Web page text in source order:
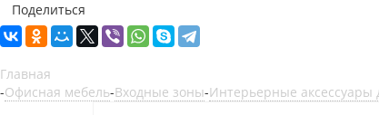
Поделиться
Главная
-Офисная мебель-Входные зоны-Интерьерные аксессуары